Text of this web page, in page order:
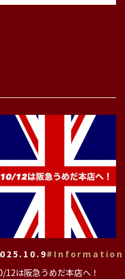
#Information
12は阪急うめだ本店へ！